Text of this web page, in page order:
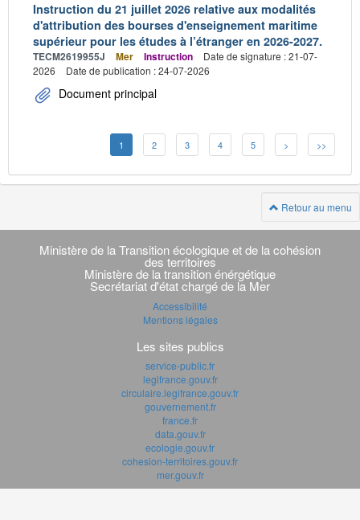
Instruction du 21 juillet 2026 relative aux modalités
d'attribution des bourses d'enseignement maritime
supérieur pour les études à l’étranger en 2026-2027.
TECM2619955J Mer Instruction
Date de signature : 21-07-
2026
Date de publication : 24-07-2026
Document principal
1 2 3 4 5 > >>
Retour au menu
Navigation
transverse
Ministère de la Transition écologique et de la cohésion
des territoires
Ministère de la transition énérgétique
Secrétariat d'état chargé de la Mer
Accessibilité
Mentions légales
Les sites publics
service-public.fr
legifrance.gouv.fr
circulaire.legifrance.gouv.fr
gouvernement.fr
france.fr
data.gouv.fr
ecologie.gouv.fr
cohesion-territoires.gouv.fr
mer.gouv.fr